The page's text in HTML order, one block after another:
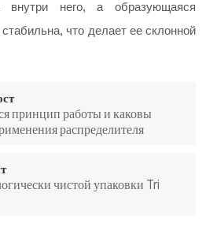
внутри него, а образующаяся
что делает ее склонной
принцип работы и каковы
распределителя
чистой упаковки Tri